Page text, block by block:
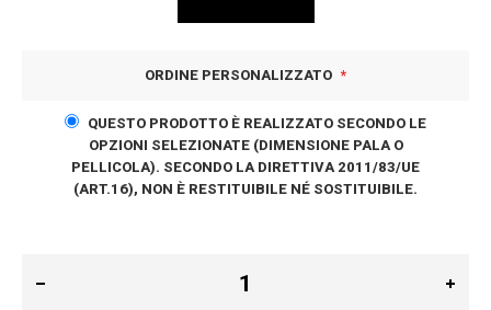
ORDINE PERSONALIZZATO
QUESTO PRODOTTO È REALIZZATO SECONDO LE
OPZIONI SELEZIONATE (DIMENSIONE PALA O
PELLICOLA). SECONDO LA DIRETTIVA 2011/83/UE
(ART.16), NON È RESTITUIBILE NÉ SOSTITUIBILE.